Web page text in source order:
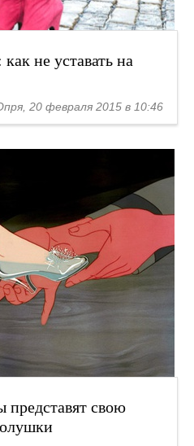
не уставать на
20 февраля 2015 в 10:46
свою